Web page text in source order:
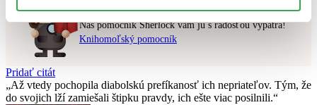
Chcete poradiť knihu?
Náš pomocník Sherlock vám ju s radosťou vypátra!
Knihomoľský pomocník
Pridať citát
Až vtedy pochopila diabolskú prefíkanosť ich nepriateľov. Tým, že
do svojich lží zamiešali štipku pravdy, ich ešte viac posilnili.